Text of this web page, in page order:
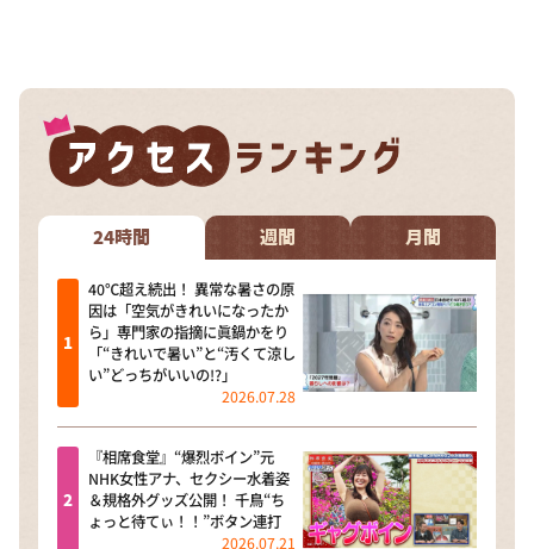
24時間 週間 月間
40℃超え続出！ 異常な暑さの原
因は「空気がきれいになったか
ら」専門家の指摘に眞鍋かをり
「“きれいで暑い”と“汚くて涼し
い”どっちがいいの!?」
2026.07.28
『相席食堂』“爆烈ボイン”元
NHK女性アナ、セクシー水着姿
＆規格外グッズ公開！ 千鳥“ち
ょっと待てぃ！！”ボタン連打
2026.07.21